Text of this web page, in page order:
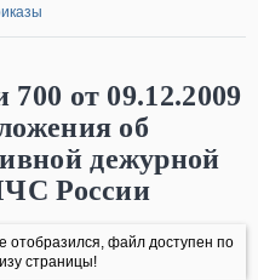
от 09.12.2009
об
дежурной
России
отобразился, файл доступен по
страницы!